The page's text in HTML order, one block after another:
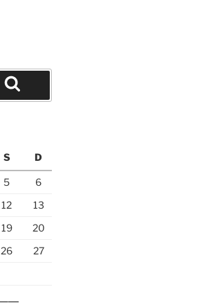
S D
5
6
12
13
19
20
26
27